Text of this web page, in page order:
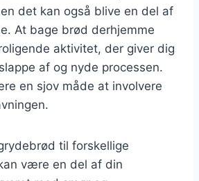
det kan også blive en del af
At bage brød derhjemme
aktivitet, der giver dig
af og nyde processen.
en sjov måde at involvere
til forskellige
være en del af din